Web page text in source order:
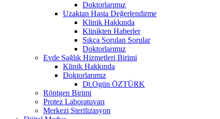
Doktorlarımız
Uzaktan Hasta Değerlendirme
Klinik Hakkında
Klinikten Haberler
Sıkça Sorulan Sorular
Doktorlarımız
Evde Sağlık Hizmetleri Birimi
Klinik Hakkında
Doktorlarımız
Dt.Ogün ÖZTÜRK
Röntgen Birimi
Protez Laboratuvarı
Merkezi Sterilizasyon